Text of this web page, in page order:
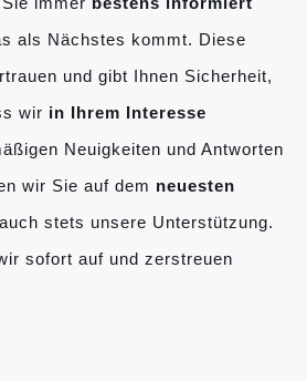
als Nächstes kommt. Diese
und gibt Ihnen Sicherheit,
wir in Ihrem Interesse
Neuigkeiten und Antworten
wir Sie auf dem neuesten
stets unsere Unterstützung.
sofort auf und zerstreuen